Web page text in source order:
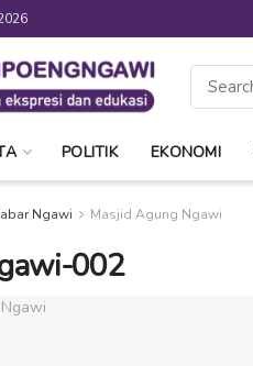
POLITIK EKONOMI
Ngawi Masjid Agung Ngawi
002